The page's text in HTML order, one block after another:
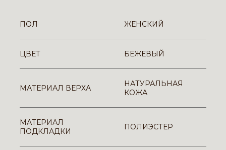
ПОЛ ЖЕНСКИЙ
ЦВЕТ БЕЖЕВЫЙ
МАТЕРИАЛ ВЕРХА
НАТУРАЛЬНАЯ
КОЖА
МАТЕРИАЛ
ПОДКЛАДКИ
ПОЛИЭСТЕР